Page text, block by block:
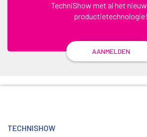
TechniShow met al het
productietechnologie!
AANMELDEN
TECHNISHOW